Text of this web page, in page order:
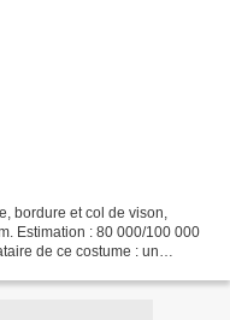
bordure et col de vison,
Estimation : 80 000/100 000
de ce costume : un